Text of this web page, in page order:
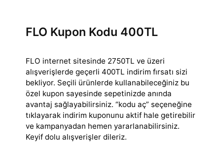
FLO Kupon Kodu 400TL
FLO internet sitesinde 2750TL ve üzeri
alışverişlerde geçerli 400TL indirim fırsatı sizi
bekliyor. Seçili ürünlerde kullanabileceğiniz bu
özel kupon sayesinde sepetinizde anında
avantaj sağlayabilirsiniz. “kodu aç” seçeneğine
tıklayarak indirim kuponunu aktif hale getirebilir
ve kampanyadan hemen yararlanabilirsiniz.
Keyif dolu alışverişler dileriz.